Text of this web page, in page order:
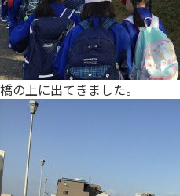
橋の上に出てきました。